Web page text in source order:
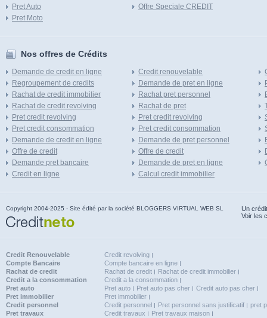
Pret Auto
Pret Moto
Offre Speciale CREDIT
Nos offres de Crédits
Demande de credit en ligne
Regroupement de credits
Rachat de credit immobilier
Rachat de credit revolving
Pret credit revolving
Pret credit consommation
Demande de credit en ligne
Offre de credit
Demande pret bancaire
Credit en ligne
Credit renouvelable
Demande de pret en ligne
Rachat pret personnel
Rachat de pret
Pret credit revolving
Pret credit consommation
Demande de pret personnel
Offre de credit
Demande de pret en ligne
Calcul credit immobilier
Copyright 2004-2025 - Site édité par la société BLOGGERS VIRTUAL WEB SL
Un
Voir les
Credit Renouvelable
Credit revolving
Compte Bancaire
Compte bancaire en ligne
Rachat de credit
Rachat de credit
Rachat de credit immobilier
Credit a la consommation
Credit a la consommation
Pret auto
Pret auto Pret auto pas cher
Credit auto pas cher
Pret immobilier
Pret immobilier
Credit personnel
Credit personnel Pret personnel sans justificatif
pret
Pret travaux
Credit travaux Pret travaux maison